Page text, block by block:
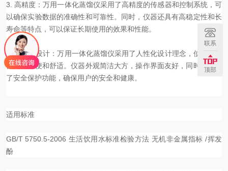
3. 高精度：万用一体化蒸馏仪采用了高精度的传感器和控制系统，可
以确保实验数据的准确性和可靠性。同时，仪器还具有高稳定性和长
寿命等特点，可以保证长期使用的效果和性能。
4. 人性化设计：万用一体化蒸馏仪采用了人性化设计理念，使用户操
作更加简便和舒适。仪器外观简洁大方，操作界面友好，同时还配备
了安全保护功能，确保用户的安全和健康。
适用标准
GB/T 5750.5-2006 生活饮用水标准检验方法 无机非金属指标 /挥发
酚
联系
顶部